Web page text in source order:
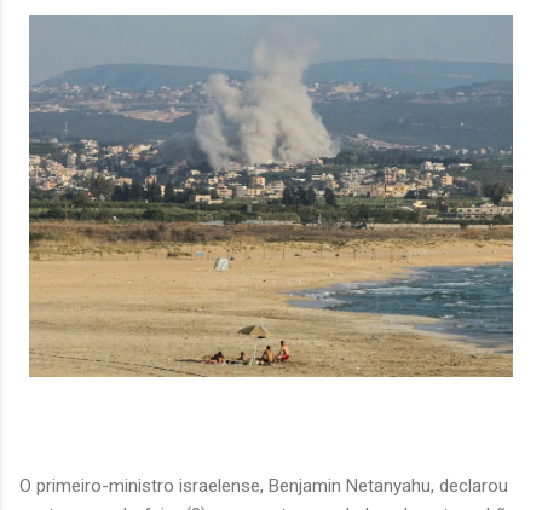
O primeiro-ministro israelense, Benjamin Netanyahu, declarou